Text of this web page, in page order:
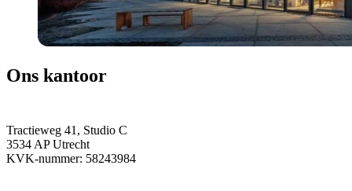
Ons kantoor
Tractieweg 41, Studio C
3534 AP Utrecht
KVK-nummer: 58243984